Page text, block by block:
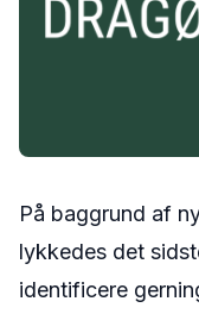
På baggrund af
lykkedes det
identificere